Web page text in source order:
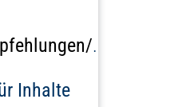
.
Inhalte